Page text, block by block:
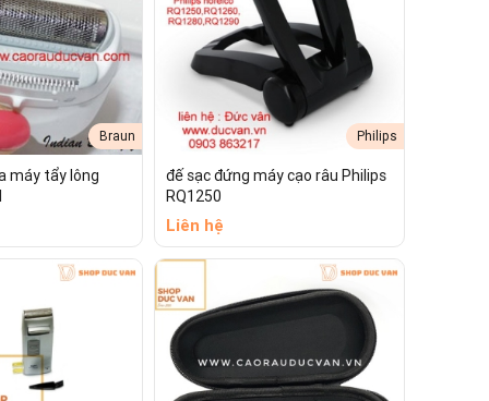
của máy cạo râu Izumi IZF-V56 là vô
mượt mà, sạch sẽ như khi mới mua.
trực tiếp với da, có vai trò nâng và
dẫn đến giảm hiệu quả cạo, gây giật râu
Braun
máy tẩy lông
Philips
đế sạc đứng máy cạo râu Philips
RQ1250
Liên hệ